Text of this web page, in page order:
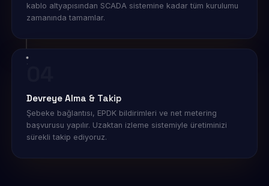
kablo altyapısından SCADA sistemine kadar tüm kurulumu
zamanında tamamlar.
Devreye Alma & Takip
Şebeke bağlantısı, EPDK bildirimleri ve net metering
başvurusu yapılır. Uzaktan izleme sistemiyle üretiminizi
sürekli takip ediyoruz.